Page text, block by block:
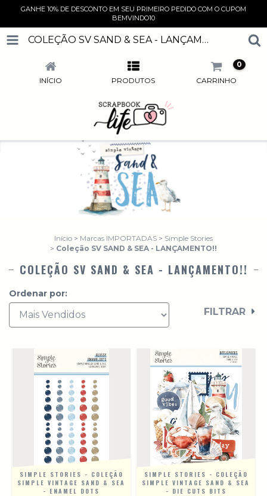
GANHE 10% DE DESCONTO EM SEU PRIMEIRO PEDIDO COM O CUPOM
BEMVINDO10
COLEÇÃO SV SAND & SEA - LANÇAMENTO!!
INÍCIO PRODUTOS CARRINHO
0
Início > Marcas IMPORTADAS > Simple Stories
> Coleção SV SAND & SEA - LANÇAMENTO!!
COLEÇÃO SV SAND & SEA - LANÇAMENTO!!
Ordenar por:
FILTRAR
SIMPLE STORIES - COLEÇÃO
SIMPLE VINTAGE SAND & SEA
- ENAMEL DOTS
SIMPLE STORIES - COLEÇÃO
SIMPLE VINTAGE SAND & SEA
- DIE CUTS BITS